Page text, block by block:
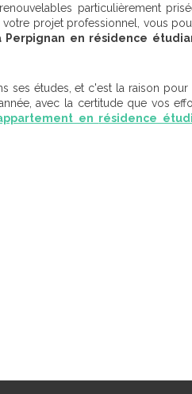
particulièrement
projet professionnel, vous
Perpignan en résidence
ses études, et c'est la raison pour
avec la certitude que vos
en résidence